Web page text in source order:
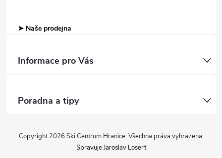
➤ Naše prodejna
Informace pro Vás
Poradna a tipy
Copyright 2026 Ski Centrum Hranice. Všechna práva vyhrazena.
Spravuje Jaroslav Losert